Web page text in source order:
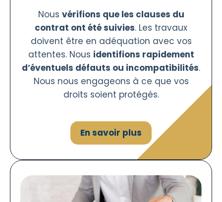
Nous vérifions que les clauses du
contrat ont été suivies. Les travaux
doivent être en adéquation avec vos
attentes. Nous identifions rapidement
d’éventuels défauts ou incompatibilités.
Nous nous engageons à ce que vos
droits soient protégés.
En savoir plus